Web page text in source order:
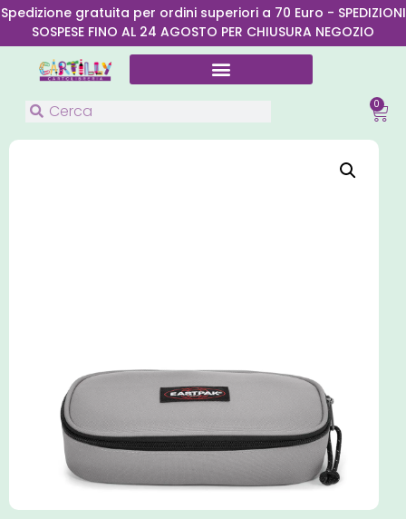
Spedizione gratuita per ordini superiori a 70 Euro - SPEDIZIONI
SOSPESE FINO AL 24 AGOSTO PER CHIUSURA NEGOZIO
0